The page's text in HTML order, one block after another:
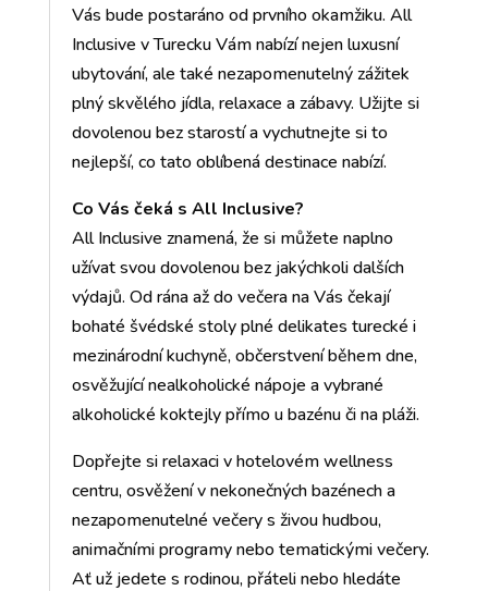
Vás bude postaráno od prvního okamžiku. All
Inclusive v Turecku Vám nabízí nejen luxusní
ubytování, ale také nezapomenutelný zážitek
plný skvělého jídla, relaxace a zábavy. Užijte si
dovolenou bez starostí a vychutnejte si to
nejlepší, co tato oblíbená destinace nabízí.
Co Vás čeká s All Inclusive?
All Inclusive znamená, že si můžete naplno
užívat svou dovolenou bez jakýchkoli dalších
výdajů. Od rána až do večera na Vás čekají
bohaté švédské stoly plné delikates turecké i
mezinárodní kuchyně, občerstvení během dne,
osvěžující nealkoholické nápoje a vybrané
alkoholické koktejly přímo u bazénu či na pláži.
Dopřejte si relaxaci v hotelovém wellness
centru, osvěžení v nekonečných bazénech a
nezapomenutelné večery s živou hudbou,
animačními programy nebo tematickými večery.
Ať už jedete s rodinou, přáteli nebo hledáte